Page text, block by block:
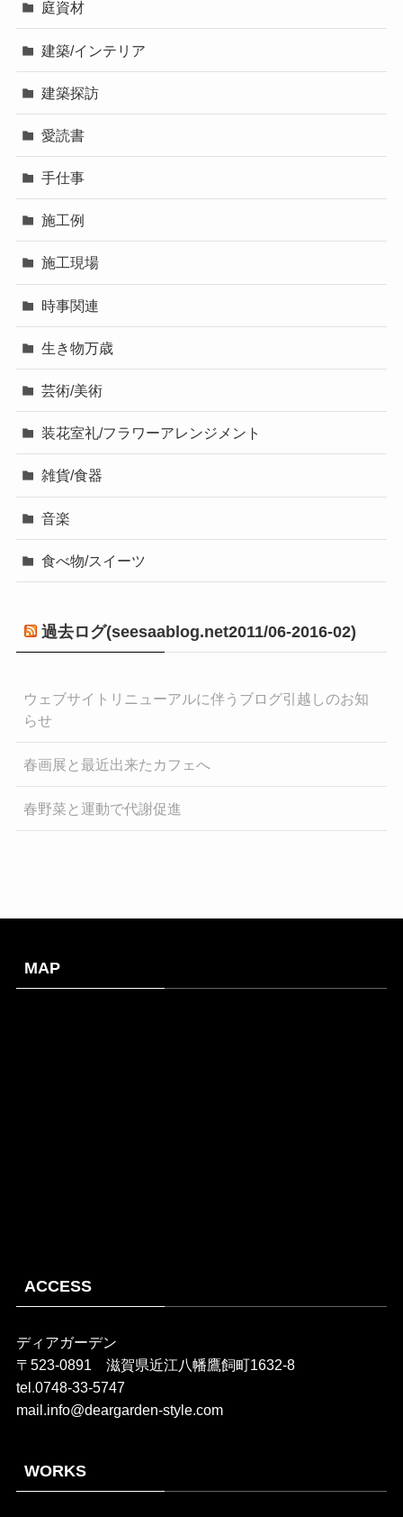
庭資材
建築/インテリア
建築探訪
愛読書
手仕事
施工例
施工現場
時事関連
生き物万歳
芸術/美術
装花室礼/フラワーアレンジメント
雑貨/食器
音楽
食べ物/スイーツ
過去ログ(seesaablog.net2011/06-2016-02)
ウェブサイトリニューアルに伴うブログ引越しのお知
らせ
春画展と最近出来たカフェへ
春野菜と運動で代謝促進
MAP
ACCESS
ディアガーデン
〒523-0891 滋賀県近江八幡鷹飼町1632-8
tel.0748-33-5747
mail.info@deargarden-style.com
WORKS